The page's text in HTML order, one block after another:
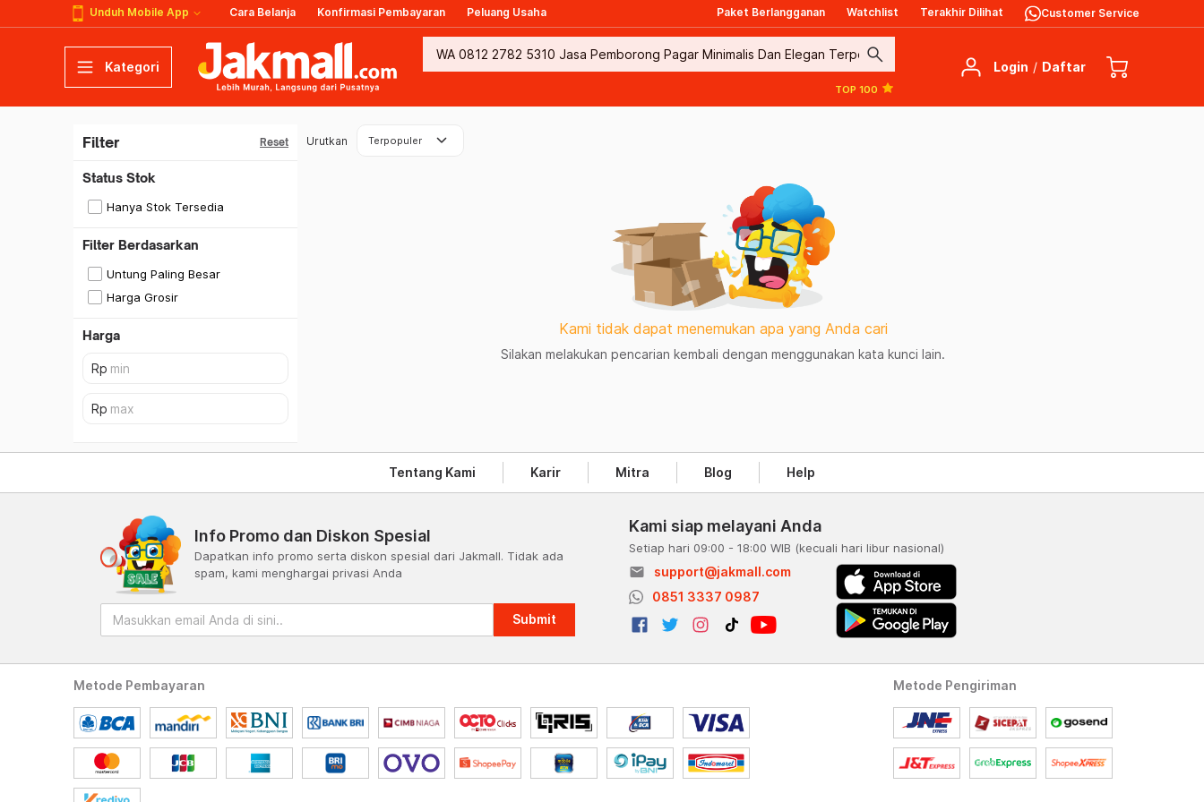
Unduh Mobile App Cara Belanja Konfirmasi Pembayaran Peluang Usaha Paket Berlangganan Watchlist Terakhir Dilihat Customer Service
Kategori search
TOP 100
Login / Daftar
Filter Reset
Status Stok
Hanya Stok Tersedia
Filter Berdasarkan
Untung Paling Besar
Harga Grosir
Harga
Urutkan Terpopuler keyboard_arrow_down
Kami tidak dapat menemukan apa yang Anda cari
Silakan melakukan pencarian kembali dengan menggunakan kata kunci lain.
Tentang Kami Karir Mitra Blog Help
Info Promo dan Diskon Spesial
Dapatkan info promo serta diskon spesial dari Jakmall. Tidak ada
spam, kami menghargai privasi Anda
Submit
Kami siap melayani Anda
Setiap hari 09:00 - 18:00 WIB (kecuali hari libur nasional)
email
support@jakmall.com
0851 3337 0987
Metode Pembayaran Metode Pengiriman